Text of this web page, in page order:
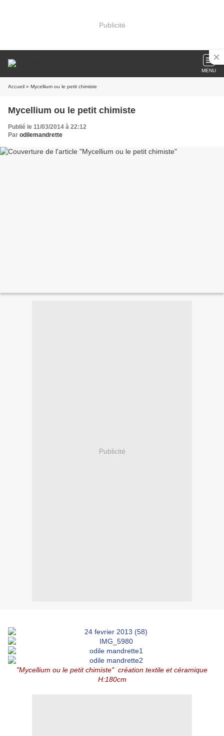
Publicité
MENU
Accueil » Mycellium ou le petit chimiste
Mycellium ou le petit chimiste
Publié le 11/03/2014 à 22:12
Par odilemandrette
Publicité
"Mycellium ou le petit chimiste" création textile et céramique
H:180cm